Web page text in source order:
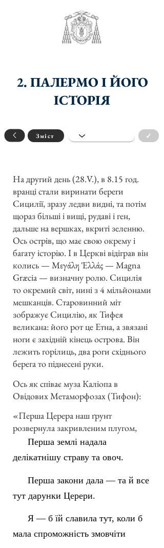
2. ПАЛЕРМО І ЙОГО
ІСТОРІЯ
Зміст ✓
На другий день (28.V.), в 8.15 год.
вранці стали виринати береги
Сицилії, зразу ледви видні, та потім
щораз більші і вищі, рудаві і ген,
дальше на вершках, вкриті зеленню.
Ось острів, що має свою окрему і
багату історію. І в Церкві відіграв він
колись — Μεγάλη Ἑλλάς — Magna
Græcia — визначну ролю. Сицилія
то окремий світ, нині з 4 мільйонами
мешканців. Старовинний міт
зображує Сицилію, як Тифея
великана: його рот це Етна, а звязані
ноги є західній кінець острова. Він
лежить горілиць, два роги східнього
берега то піднесені руки.
Ось як співає муза Каліопа в
Овідових Метаморфозах (Тифон):
«Перша Церера наш ґрунт
розвернула закривленим плугом,
Перша землі надала
делікатнішу страву та овоч.
Перша закони дала — та й все
тут дарунки Церери.
Я — б їй славила тут, коли б
мала спроможність змовчіти